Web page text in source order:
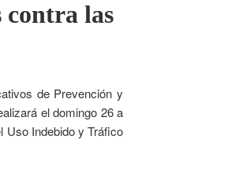
contra las
de Prevención y
el domingo 26 a
Uso Indebido y Tráfico